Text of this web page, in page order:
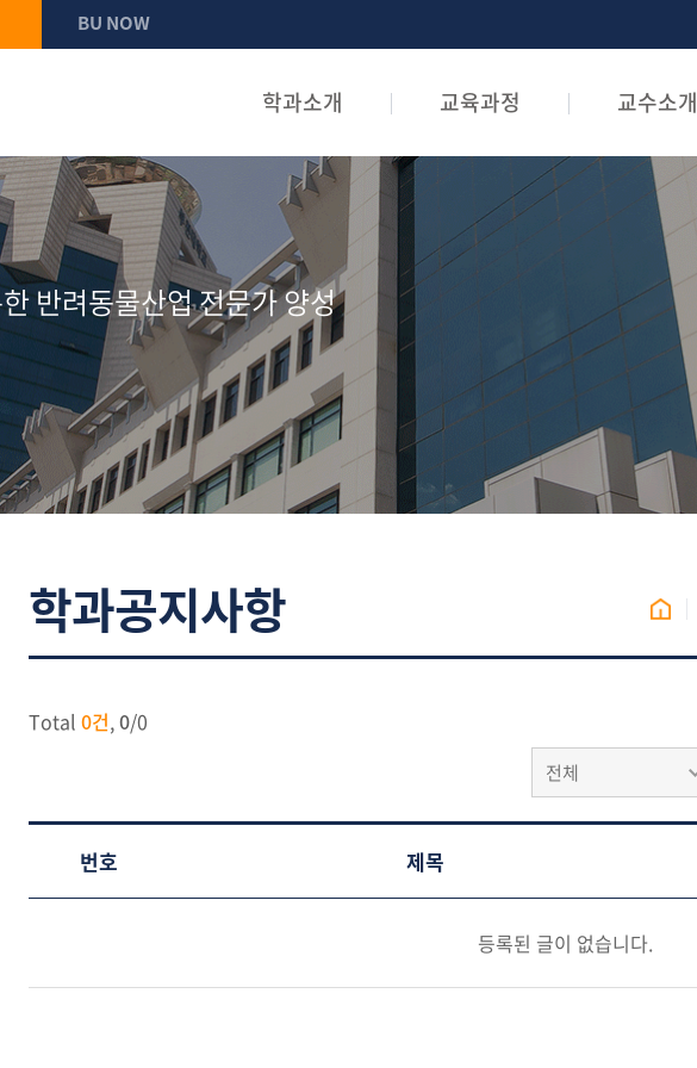
BU NOW
학과소개 교육과정 교수소개
반려동물산업 전문가 양성
학과공지사항
Total 0건,0/0
전체
번호 제목
등록된 글이 없습니다.